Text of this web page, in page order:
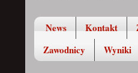
News Kontakt
Zawodnicy
Wyniki